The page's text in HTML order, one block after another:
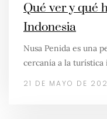
Qué ver y qué
Indonesia
Nusa Penida es una
cercanía a la turística
21 DE MAYO DE